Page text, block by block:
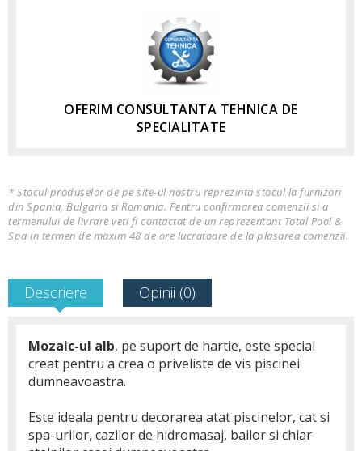
OFERIM CONSULTANTA TEHNICA DE
SPECIALITATE
* Stocul produselor de pe site-ul nostru reprezinta stocul la furnizori
din Spania, Bulgaria si Romania. Pentru confirmarea comenzii si a
termenului de livrare veti fi contactat de un reprezentant Total Pool &
Spa in termen de maxim 48 de ore lucratoare de la plasarea comenzii.
Descriere Opinii (0)
Mozaic-ul alb, pe suport de hartie, este special
creat pentru a crea o priveliste de vis piscinei
dumneavoastra.
Este ideala pentru decorarea atat piscinelor, cat si
spa-urilor, cazilor de hidromasaj, bailor si chiar